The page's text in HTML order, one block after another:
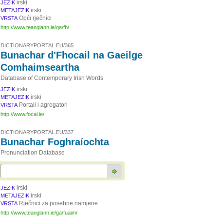
JEZIK irski
METAJEZIK irski
VRSTA Opći rječnici
http://www.teanglann.ie/ga/fb/
DICTIONARYPORTAL.EU/365
Bunachar d'Fhocail na Gaeilge
Comhaimseartha
Database of Contemporary Irish Words
JEZIK irski
METAJEZIK irski
VRSTA Portali i agregatori
http://www.focal.ie/
DICTIONARYPORTAL.EU/337
Bunachar Foghraíochta
Pronunciation Database
JEZIK irski
METAJEZIK irski
VRSTA Rječnici za posebne namjene
http://www.teanglann.ie/ga/fuaim/